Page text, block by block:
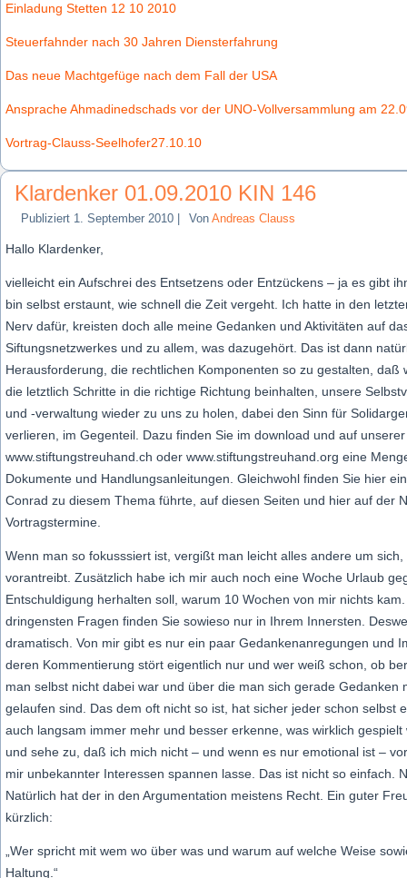
Einladung Stetten 12 10 2010
Steuerfahnder nach 30 Jahren Diensterfahrung
Das neue Machtgefüge nach dem Fall der USA
Ansprache Ahmadinedschads vor der UNO-Vollversammlung am
Vortrag-Clauss-Seelhofer27.10.10
Klardenker 01.09.2010 KIN 146
Publiziert 1. September 2010 Von Andreas Clauss
Hallo Klardenker,
vielleicht ein Aufschrei des Entsetzens oder Entzückens – ja es gibt
bin selbst erstaunt, wie schnell die Zeit vergeht. Ich hatte in den
Nerv dafür, kreisten doch alle meine Gedanken und Aktivitäten auf
Siftungsnetzwerkes und zu allem, was dazugehört. Das ist dann
Herausforderung, die rechtlichen Komponenten so zu gestalten, daß
die letztlich Schritte in die richtige Richtung beinhalten, unsere
und -verwaltung wieder zu uns zu holen, dabei den Sinn für
verlieren, im Gegenteil. Dazu finden Sie im download und auf
www.stiftungstreuhand.ch oder www.stiftungstreuhand.org eine
Dokumente und Handlungsanleitungen. Gleichwohl finden Sie hier
Conrad zu diesem Thema führte, auf diesen Seiten und hier auf der
Vortragstermine.
Wenn man so fokusssiert ist, vergißt man leicht alles andere um
vorantreibt. Zusätzlich habe ich mir auch noch eine Woche Urlaub
Entschuldigung herhalten soll, warum 10 Wochen von mir nichts
dringensten Fragen finden Sie sowieso nur in Ihrem Innersten.
dramatisch. Von mir gibt es nur ein paar Gedankenanregungen und
deren Kommentierung stört eigentlich nur und wer weiß schon, ob
man selbst nicht dabei war und über die man sich gerade Gedanken
gelaufen sind. Das dem oft nicht so ist, hat sicher jeder schon selbst
auch langsam immer mehr und besser erkenne, was wirklich
und sehe zu, daß ich mich nicht – und wenn es nur emotional ist –
mir unbekannter Interessen spannen lasse. Das ist nicht so einfach.
Natürlich hat der in den Argumentation meistens Recht. Ein guter
kürzlich:
„Wer spricht mit wem wo über was und warum auf welche Weise
Haltung.“